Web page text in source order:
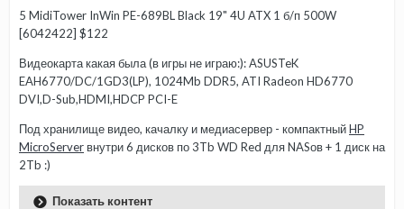
5 MidiTower InWin PE-689BL Black 19" 4U ATX 1 б/п 500W
[6042422] $122
Видеокарта какая была (в игры не играю:): ASUSTeK
EAH6770/DC/1GD3(LP), 1024Mb DDR5, ATI Radeon HD6770
DVI,D-Sub,HDMI,HDCP PCI-E
Под хранилище видео, качалку и медиасервер - компактныйHP
MicroServer внутри 6 дисков по 3Tb WD Red для NASов + 1 диск на
2Tb :)
Показать контент